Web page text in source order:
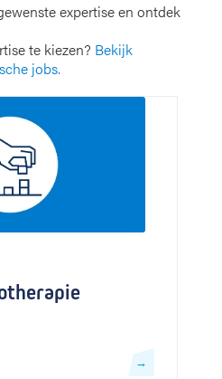
expertise en ontdek
te kiezen? Bekijk
jobs.
→